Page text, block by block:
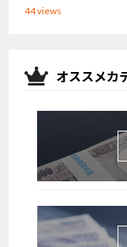
44 views
オススメカ